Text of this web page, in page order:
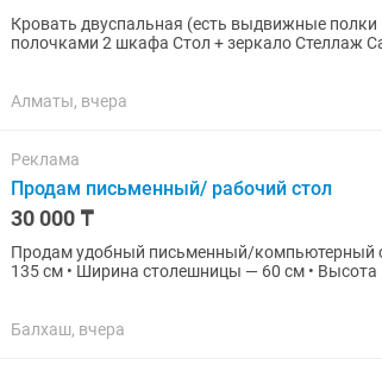
Кровать двуспальная (есть выдвижные
Алматы, вчера
Реклама
Продам письменный/ рабочий стол
30 000 ₸
Продам удобный письменный/компьютерный
135 см • Ширина столешницы — 60 см •
Балхаш, вчера